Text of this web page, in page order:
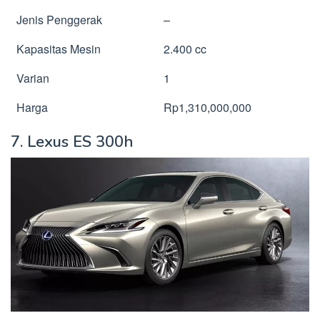
Jenis Penggerak
–
Kapasitas Mesin
2.400 cc
Varian
1
Harga
Rp1,310,000,000
7. Lexus ES 300h